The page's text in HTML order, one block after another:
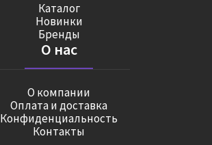
Каталог
Новинки
Бренды
О нас
О компании
Оплата и доставка
Конфиденциальность
Контакты